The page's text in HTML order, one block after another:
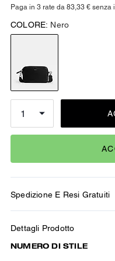
Paga in 3 rate da 83,33 € senza
COLORE: Nero
Spedizione E Resi Gratuiti
Dettagli Prodotto
NUMERO DI STILE